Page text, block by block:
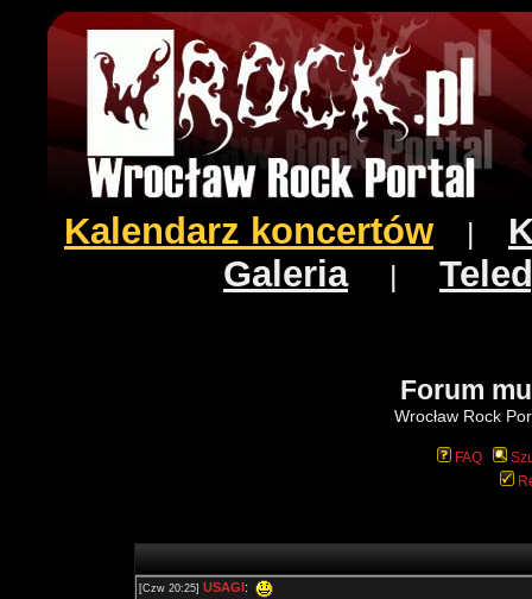
Kalendarz koncertów
Galeria|
Forum
Wrocław Rock
FAQ